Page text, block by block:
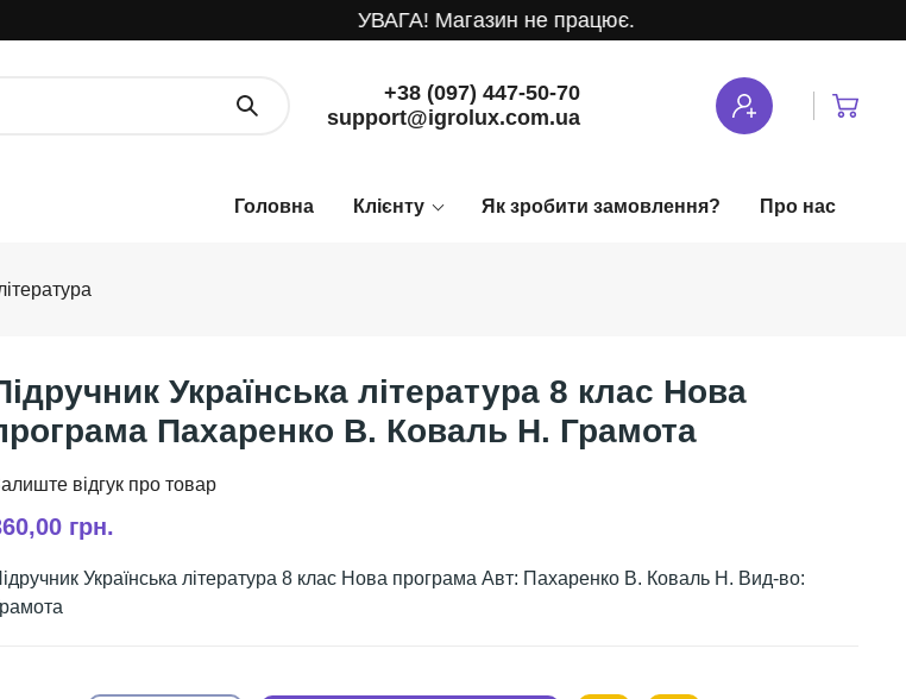
УВАГА! Магазин не працює.
+38 (097) 447-50-70
support@igrolux.com.ua
Клієнту Як зробити замовлення? Про нас
Українська література 8 клас Нова
Пахаренко В. Коваль Н. Грамота
грн.
Українська література 8 клас Нова програма Авт: Пахаренко В. Коваль Н. Вид-во: